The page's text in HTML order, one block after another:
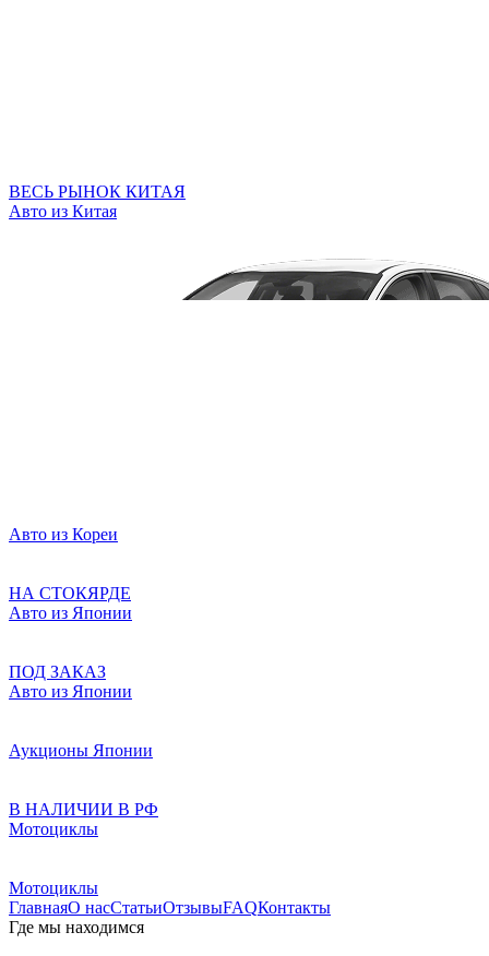
ВЕСЬ РЫНОК КИТАЯ
Авто из Китая
Авто из Кореи
НА СТОКЯРДЕ
Авто из Японии
ПОД ЗАКАЗ
Авто из Японии
Аукционы Японии
В НАЛИЧИИ В РФ
Мотоциклы
Мотоциклы
ГлавнаяО насСтатьиОтзывыFAQКонтакты
Где мы находимся